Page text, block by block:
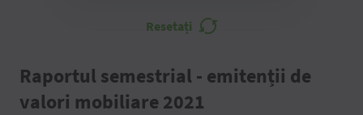
Raportul semestrial - emitenții de
valori mobiliare 2021
Resetați